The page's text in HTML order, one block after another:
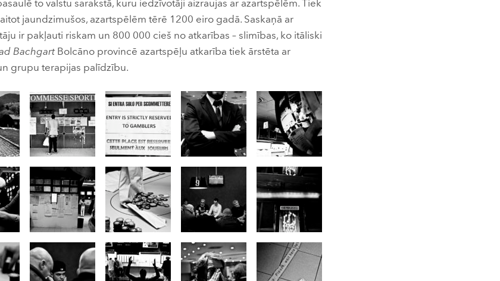
to valstu sarakstā, kuru iedzīvotāji aizraujas ar azartspēlēm. Tiek
jaundzimušos, azartspēlēm tērē 1200 eiro gadā. Saskaņā ar
ir pakļauti riskam un 800 000 cieš no atkarības – slimības, ko itāliski
BachgartBolcāno provincē azartspēļu atkarība tiek ārstēta ar
grupu terapijas palīdzību.